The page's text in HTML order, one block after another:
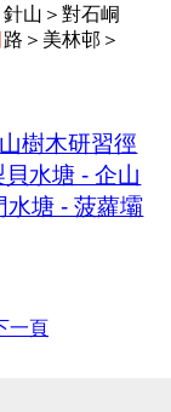
山＞對石峒
路＞美林邨＞
樹木研習徑
水塘 - 企山
水塘 - 菠蘿壩
一頁